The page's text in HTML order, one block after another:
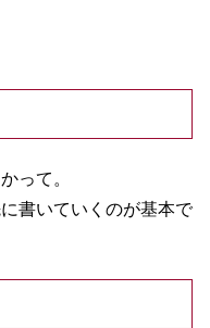
って。
書いていくのが基本で